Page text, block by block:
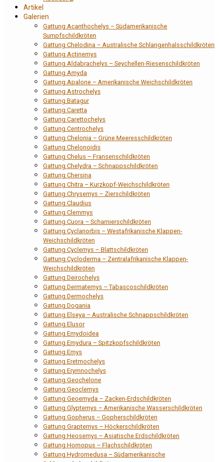
Artikel
Galerien
Gattung Acanthochelys – Südamerikanische
Sumpfschildkröten
Gattung Chelodina – Australische Schlangenhalsschildkröten
Gattung Actinemys
Gattung Aldabrachelys – Seychellen-Riesenschildkröten
Gattung Amyda
Gattung Apalone – Amerikanische Weichschildkröten
Gattung Astrochelys
Gattung Batagur
Gattung Caretta
Gattung Carettochelys
Gattung Centrochelys
Gattung Chelonia – Grüne Meeresschildkröten
Gattung Chelonoidis
Gattung Chelus – Fransenschildkröten
Gattung Chelydra – Schnappschildkröten
Gattung Chersina
Gattung Chitra – Kurzkopf-Weichschildkröten
Gattung Chrysemys – Zierschildkröten
Gattung Claudius
Gattung Clemmys
Gattung Cuora – Scharnierschildkröten
Gattung Cyclanorbis – Westafrikanische Klappen-
Weichschildkröten
Gattung Cyclemys – Blattschildkröten
Gattung Cycloderma – Zentralafrikanische Klappen-
Weichschildkröten
Gattung Deirochelys
Gattung Dermatemys – Tabascoschildkröten
Gattung Dermochelys
Gattung Dogania
Gattung Elseya – Australische Schnappschildkröten
Gattung Elusor
Gattung Emydoidea
Gattung Emydura – Spitzkopfschildkröten
Gattung Emys
Gattung Eretmochelys
Gattung Erymnochelys
Gattung Geochelone
Gattung Geoclemys
Gattung Geoemyda – Zacken-Erdschildkröten
Gattung Glyptemys – Amerikanische Wasserschildkröten
Gattung Gopherus – Gopherschildkröten
Gattung Graptemys – Höckerschildkröten
Gattung Heosemys – Asiatische Erdschildkröten
Gattung Homopus – Flachschildkröten
Gattung Hydromedusa – Südamerikanische